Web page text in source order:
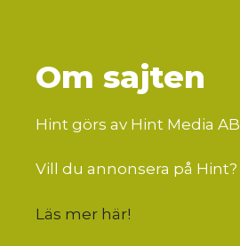
Om sajten
Hint görs av Hint Media AB
Vill du annonsera på Hint?
Läs mer här!